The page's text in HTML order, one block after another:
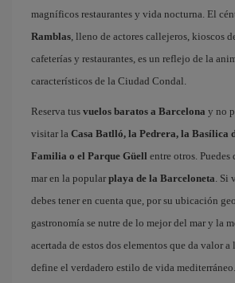
magníficos restaurantes y vida nocturna. El
Ramblas, lleno de actores callejeros, kioscos
cafeterías y restaurantes, es un reflejo de la
característicos de la Ciudad Condal.
Reserva tus vuelos baratos a Barcelona y no
visitar la Casa Batlló, la Pedrera, la Basílica
Familia o el Parque Güell entre otros. Puedes
mar en la popular playa de la Barceloneta. Si
debes tener en cuenta que, por su ubicación
gastronomía se nutre de lo mejor del mar y la
acertada de estos dos elementos que da valor
define el verdadero estilo de vida